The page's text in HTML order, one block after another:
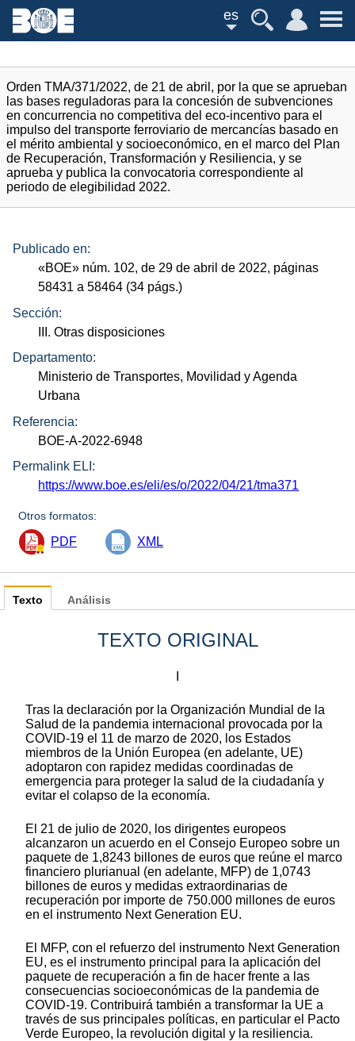
es
Orden TMA/371/2022, de 21 de abril, por la que se aprueban
las bases reguladoras para la concesión de subvenciones
en concurrencia no competitiva del eco-incentivo para el
impulso del transporte ferroviario de mercancías basado en
el mérito ambiental y socioeconómico, en el marco del Plan
de Recuperación, Transformación y Resiliencia, y se
aprueba y publica la convocatoria correspondiente al
periodo de elegibilidad 2022.
Publicado en:
«BOE» núm. 102, de 29 de abril de 2022, páginas
58431 a 58464 (34 págs.)
Sección:
III. Otras disposiciones
Departamento:
Ministerio de Transportes, Movilidad y Agenda
Urbana
Referencia:
BOE-A-2022-6948
Permalink ELI:
https://www.boe.es/eli/es/o/2022/04/21/tma371
Otros formatos:
PDF XML
Texto
TEXTO ORIGINAL
Tras la declaración por la Organización Mundial de la
Salud de la pandemia internacional provocada por la
COVID-19 el 11 de marzo de 2020, los Estados
miembros de la Unión Europea (en adelante, UE)
adoptaron con rapidez medidas coordinadas de
emergencia para proteger la salud de la ciudadanía y
evitar el colapso de la economía.
El 21 de julio de 2020, los dirigentes europeos
alcanzaron un acuerdo en el Consejo Europeo sobre un
paquete de 1,8243 billones de euros que reúne el marco
financiero plurianual (en adelante, MFP) de 1,0743
billones de euros y medidas extraordinarias de
recuperación por importe de 750.000 millones de euros
en el instrumento Next Generation EU.
El MFP, con el refuerzo del instrumento Next Generation
EU, es el instrumento principal para la aplicación del
paquete de recuperación a fin de hacer frente a las
consecuencias socioeconómicas de la pandemia de
COVID-19. Contribuirá también a transformar la UE a
través de sus principales políticas, en particular el Pacto
Verde Europeo, la revolución digital y la resiliencia.
Análisis